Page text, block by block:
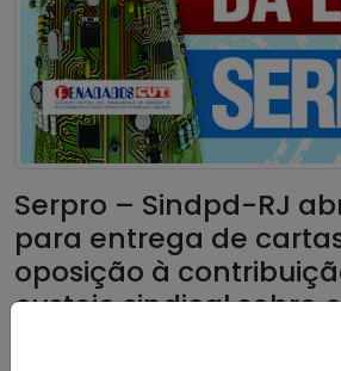
Serpro – Sindpd-RJ
para entrega de
oposição à
custeio sindical sobre